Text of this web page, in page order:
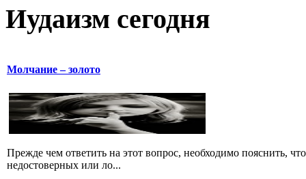
Иудаизм сегодня
Молчание – золото
Прежде чем ответить на этот вопрос, необходимо пояснить,
недостоверных или ло...